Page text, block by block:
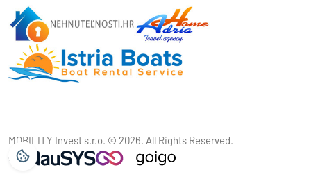
MOBILITY Invest s.r.o. © 2026. All Rights Reserved.